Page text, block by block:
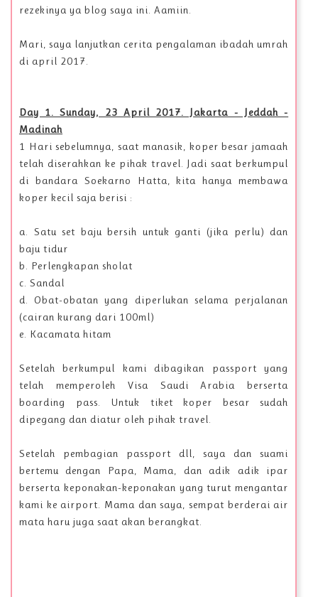
rezekinya ya blog saya ini. Aamiin.
Mari, saya lanjutkan cerita pengalaman ibadah umrah
di april 2017.
Day 1. Sunday, 23 April 2017. Jakarta - Jeddah -
Madinah
1 Hari sebelumnya, saat manasik, koper besar jamaah
telah diserahkan ke pihak travel. Jadi saat berkumpul
di bandara Soekarno Hatta, kita hanya membawa
koper kecil saja berisi :
a. Satu set baju bersih untuk ganti (jika perlu) dan
baju tidur
b. Perlengkapan sholat
c. Sandal
d. Obat-obatan yang diperlukan selama perjalanan
(cairan kurang dari 100ml)
e. Kacamata hitam
Setelah berkumpul kami dibagikan passport yang
telah memperoleh Visa Saudi Arabia berserta
boarding pass. Untuk tiket koper besar sudah
dipegang dan diatur oleh pihak travel.
Setelah pembagian passport dll, saya dan suami
bertemu dengan Papa, Mama, dan adik adik ipar
berserta keponakan-keponakan yang turut mengantar
kami ke airport. Mama dan saya, sempat berderai air
mata haru juga saat akan berangkat.